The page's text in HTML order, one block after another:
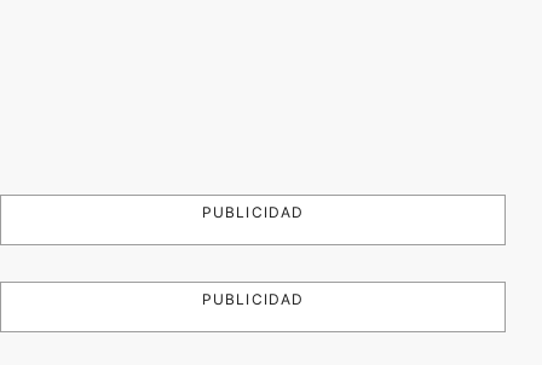
PUBLICIDAD
PUBLICIDAD